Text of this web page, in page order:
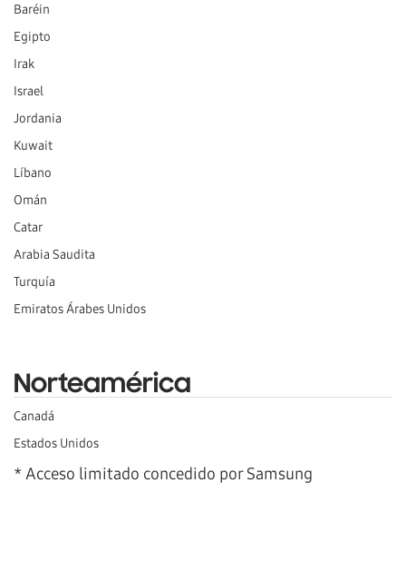
Baréin
Egipto
Irak
Israel
Jordania
Kuwait
Líbano
Omán
Catar
Arabia Saudita
Turquía
Emiratos Árabes Unidos
Norteamérica
Canadá
Estados Unidos
* Acceso limitado concedido por Samsung